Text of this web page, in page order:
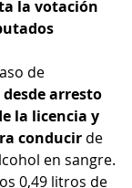
la votación
de
desde arresto
la licencia y
conducir de
en sangre.
0,49 litros de